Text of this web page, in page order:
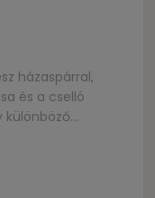
házaspárral,
és a cselló
különböző
Férfi és nő oly
Vendégeink